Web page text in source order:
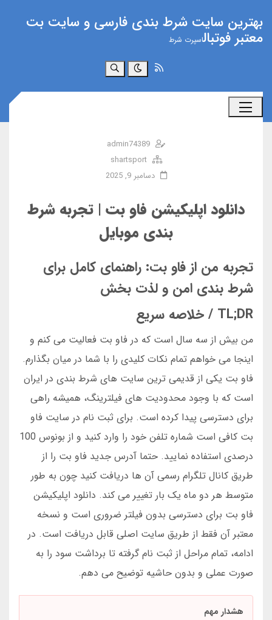
بهترین سایت شرط بندی فارسی و سایت بت
معتبر فوتبالاسپرت شرط
جستجو
admin74389
shartsport
دسامبر 9, 2025
دانلود اپلیکیشن فاو بت | تجربه شرط‌
بندی موبایل
تجربه من از فاو بت: راهنمای کامل برای
شرط بندی امن و لذت بخش
TL;DR / خلاصه سریع
من بیش از سه سال است که در فاو بت فعالیت می کنم و
اینجا می خواهم تمام نکات کلیدی را با شما در میان بگذارم.
فاو بت یکی از قدیمی ترین سایت های شرط بندی در ایران
است که با وجود محدودیت های فیلترینگ، همیشه راهی
برای دسترسی پیدا کرده است. برای ثبت نام در سایت فاو
بت کافی است شماره تلفن خود را وارد کنید و از بونوس 100
درصدی استفاده نمایید. حتما آدرس جدید فاو بت را از
طریق کانال تلگرام رسمی آن ها دریافت کنید چون به طور
متوسط هر دو ماه یک بار تغییر می کند. دانلود اپلیکیشن
فاو بت برای دسترسی بدون فیلتر ضروری است و نسخه
معتبر آن فقط از طریق سایت اصلی قابل دریافت است. در
ادامه، تمام مراحل از ثبت نام گرفته تا برداشت سود را به
صورت عملی و بدون حاشیه توضیح می دهم.
هشدار مهم